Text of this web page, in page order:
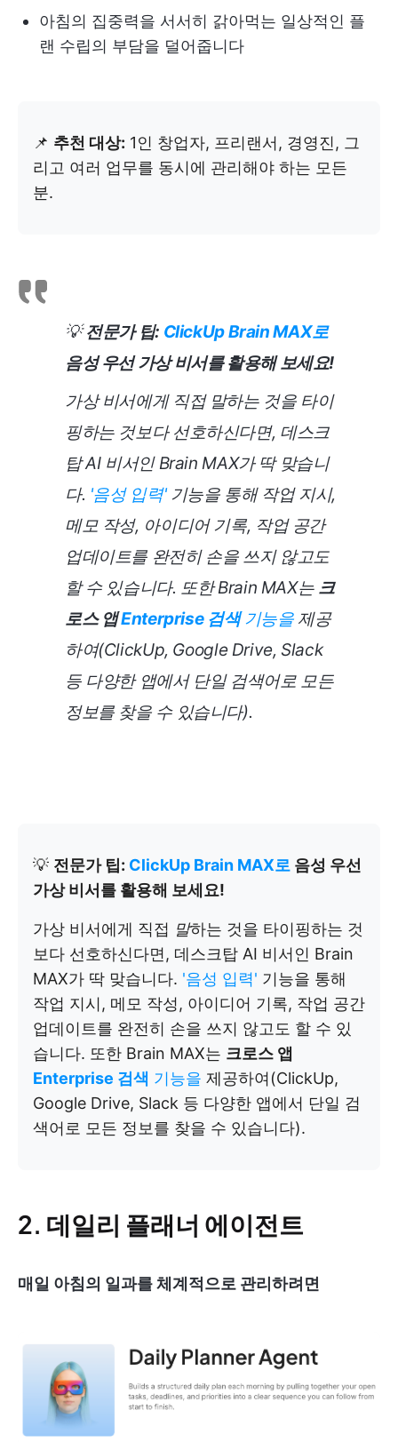
아침의 집중력을 서서히 갉아먹는 일상적인 플
랜 수립의 부담을 덜어줍니다
📌 추천 대상: 1인 창업자, 프리랜서, 경영진, 그
리고 여러 업무를 동시에 관리해야 하는 모든
분.
💡전문가 팁: ClickUp Brain MAX로
음성 우선 가상 비서를 활용해 보세요!
가상 비서에게 직접 말하는 것을 타이
핑하는 것보다 선호하신다면, 데스크
탑 AI 비서인 Brain MAX가 딱 맞습니
다. '음성 입력'기능을 통해 작업 지시,
메모 작성, 아이디어 기록, 작업 공간
업데이트를 완전히 손을 쓰지 않고도
할 수 있습니다. 또한 Brain MAX는 크
로스 앱Enterprise 검색기능을제공
하여(ClickUp, Google Drive, Slack
등 다양한 앱에서 단일 검색어로 모든
정보를 찾을 수 있습니다).
💡 전문가 팁: ClickUp Brain MAX로 음성 우선
가상 비서를 활용해 보세요!
가상 비서에게 직접 말하는 것을 타이핑하는 것
보다 선호하신다면, 데스크탑 AI 비서인 Brain
MAX가 딱 맞습니다. '음성 입력' 기능을 통해
작업 지시, 메모 작성, 아이디어 기록, 작업 공간
업데이트를 완전히 손을 쓰지 않고도 할 수 있
습니다. 또한 Brain MAX는 크로스 앱
Enterprise 검색 기능을 제공하여(ClickUp,
Google Drive, Slack 등 다양한 앱에서 단일 검
색어로 모든 정보를 찾을 수 있습니다).
2. 데일리 플래너 에이전트
매일 아침의 일과를 체계적으로 관리하려면